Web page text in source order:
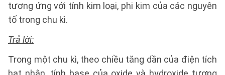
tương ứng với tính kim loại, phi kim của các nguyên
tố trong chu kì.
Trả lời:
Trong một chu kì, theo chiều tăng dần của điện tích